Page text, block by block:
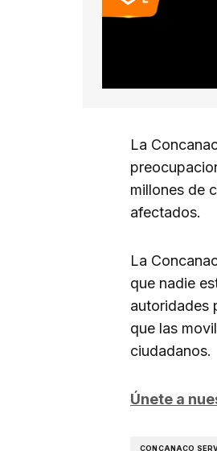
La
millones de
afectados.
La
que nadie
autoridades
que las
ciudadanos.
Únete a
CONCANACO